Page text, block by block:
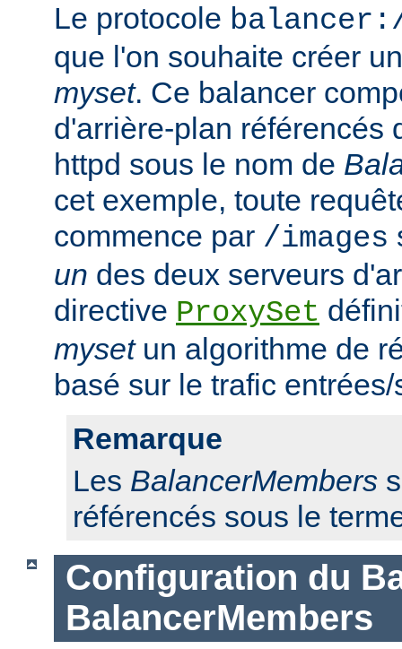
Le protocole
que l'on souhaite créer
myset. Ce balancer
d'arrière-plan référencés
httpd sous le nom de
cet exemple, toute
commence par /images
un des deux serveurs
directive ProxySet
mysetun algorithme de
basé sur le trafic
Remarque
Les BalancerMembers
référencés sous le
Configuration du
BalancerMembers